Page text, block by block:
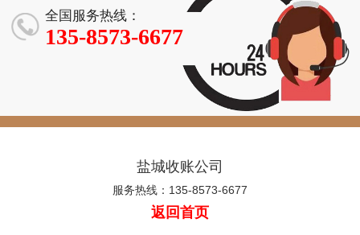
司，5 名持证法
务，3000 + 案
例零投诉
全国服务热线：
135-8573-6677
盐城收账公司
服务热线：135-8573-6677
返回首页